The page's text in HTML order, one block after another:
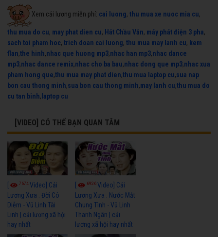
Xem cải lương miễn phí: cai luong, thu mua xe nuoc mia cu,
thu mua do cu, may phat dien cu, Hát Chầu Văn, máy phát điện 3 pha,
sach toi pham hoc, trich doan cai luong, thu mua may lanh cu, kem
flan,the hinh,nhac que huong mp3,nhac han mp3,nhac dance
mp3,nhac dance remix,nhac cho ba bau,nhac dong que mp3,nhac xua
pham hong que,thu mua may phat dien,thu mua laptop cu,sua nap
bon cau thong minh,sua bon cau thong minh,may lanh cu,thu mua do
cu tan binh, laptop cu
[VIDEO] CÓ THỂ BẠN QUAN TÂM
7674Video] Cải
Lương Xưa : Đời Cô
Diễm - Vũ Linh Tài
Linh | cải lương xã hội
hay nhất
6926Video] Cải
Lương Xưa : Nước Mắt
Chung Tình - Vũ Linh
Thanh Ngân | cải
lương xã hội hay nhất